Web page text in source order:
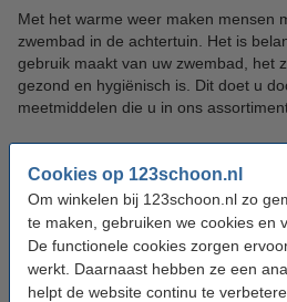
Cookies op 123schoon.nl
Om winkelen bij 123schoon.nl zo
te maken, gebruiken we cookies en
De functionele cookies zorgen
werkt. Daarnaast hebben ze een
helpt de website continu te
Met het warme weer maken mensen
zwembad in de achtertuin. Het is
gebruik maakt van uw zwembad, het
gezond en hygiënisch is. Dit doet u
meetmiddelen die u in ons
Zwembadwater meten
Er zijn een aantal dingen die u kunt
meetmiddelen uit ons assortiment,
pH-waarde, totale alkaliniteit en de
dat deze waardes regelmatig worden
zwembadwater schoon en hygiënisch